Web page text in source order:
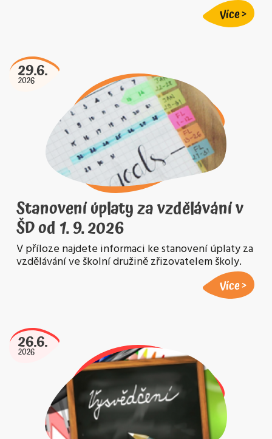
Více
29.6.
2026
Stanovení úplaty za vzdělávání v
ŠD od 1. 9. 2026
V příloze najdete informaci ke stanovení úplaty za
vzdělávání ve školní družině zřizovatelem školy.
Více
26.6.
2026